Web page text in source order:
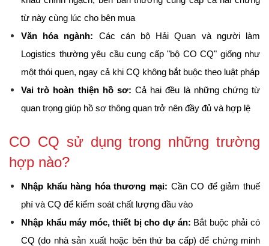
từ này cùng lúc cho bên mua
Văn hóa ngành: Các cán bộ Hải Quan và người làm
Logistics thường yêu cầu cung cấp "bộ CO CQ" giống như
một thói quen, ngay cả khi CQ không bắt buộc theo luật pháp
Vai trò hoàn thiện hồ sơ: Cả hai đều là những chứng từ
quan trọng giúp hồ sơ thông quan trở nên đầy đủ và hợp lệ
CO CQ sử dụng trong những trường
hợp nào?
Nhập khẩu hàng hóa thương mại: Cần CO để giảm thuế
phí và CQ để kiểm soát chất lượng đầu vào
Nhập khẩu máy móc, thiết bị cho dự án: Bắt buộc phải có
CQ (do nhà sản xuất hoặc bên thứ ba cấp) để chứng minh